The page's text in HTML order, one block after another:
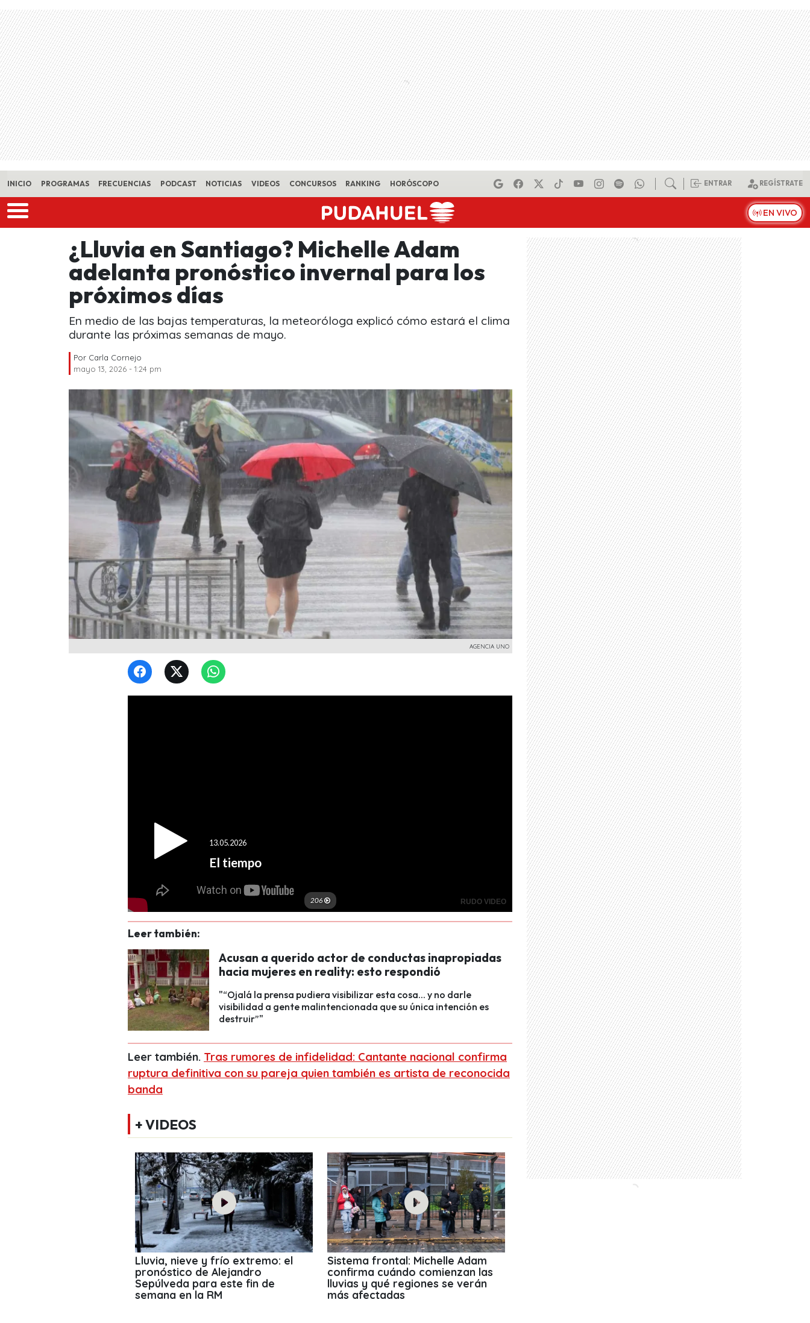
Skip to main content
INICIO PROGRAMAS FRECUENCIAS PODCAST NOTICIAS VIDEOS CONCURSOS RANKING HORÓSCOPO ENTRAR REGÍSTRATE
EN VIVO
¿Lluvia en Santiago? Michelle Adam
adelanta pronóstico invernal para los
próximos días
En medio de las bajas temperaturas, la meteoróloga explicó cómo estará el clima
durante las próximas semanas de mayo.
Por Carla Cornejo
mayo 13, 2026 - 1:24 pm
AGENCIA UNO
Leer también:
Acusan a querido actor de conductas inapropiadas
hacia mujeres en reality: esto respondió
"“Ojalá la prensa pudiera visibilizar esta cosa... y no darle
visibilidad a gente malintencionada que su única intención es
destruir”"
Leer también. Tras rumores de infidelidad: Cantante nacional confirma
ruptura definitiva con su pareja quien también es artista de reconocida
banda
+ VIDEOS
Lluvia, nieve y frío extremo: el
pronóstico de Alejandro
Sepúlveda para este fin de
semana en la RM
Sistema frontal: Michelle Adam
confirma cuándo comienzan las
lluvias y qué regiones se verán
más afectadas